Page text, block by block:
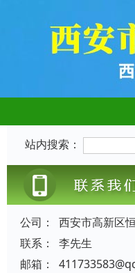
站内搜索：
公司：
西安市高新区
联系：
李先生
邮箱：